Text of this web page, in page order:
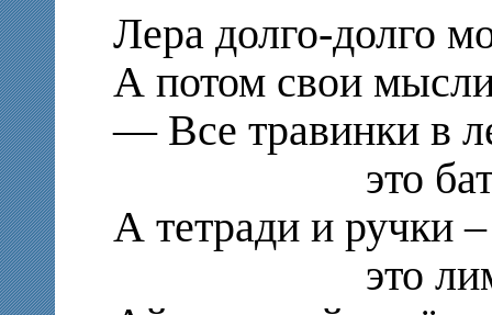
Лера долго-долго
А потом свои
— Все травинки в
это
А тетради и ручки –
это